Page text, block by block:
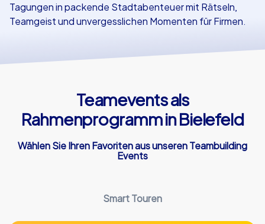
Tagungen in packende Stadtabenteuer mit Rätseln,
Teamgeist und unvergesslichen Momenten für Firmen.
Teamevents als
Rahmenprogramm in Bielefeld
Wählen Sie Ihren Favoriten aus unseren Teambuilding
Events
Smart Touren